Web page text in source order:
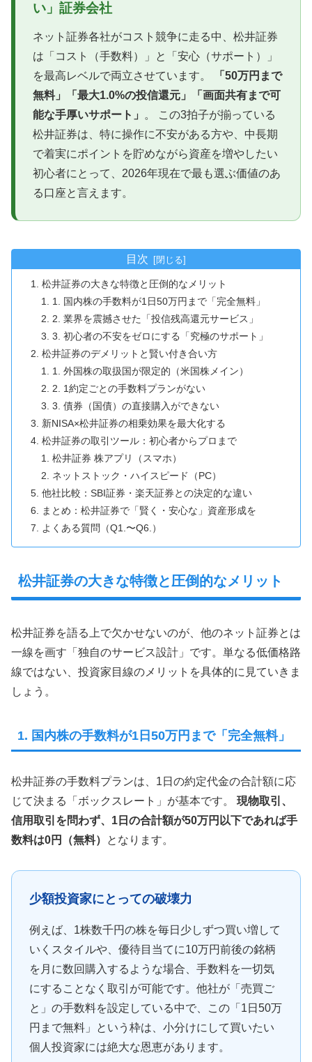
い」証券会社
ネット証券各社がコスト競争に走る中、松井証券
は「コスト（手数料）」と「安心（サポート）」
を最高レベルで両立させています。
「50万円まで
無料」「最大1.0%の投信還元」「画面共有まで可
能な手厚いサポート」 。 この3拍子が揃っている
松井証券は、特に操作に不安がある方や、中長期
で着実にポイントを貯めながら資産を増やしたい
初心者にとって、2026年現在で最も選ぶ価値のあ
る口座と言えます。
目次
松井証券の大きな特徴と圧倒的なメリット
1. 国内株の手数料が1日50万円まで「完全無料」
2. 業界を震撼させた「投信残高還元サービス」
3. 初心者の不安をゼロにする「究極のサポート」
松井証券のデメリットと賢い付き合い方
1. 外国株の取扱国が限定的（米国株メイン）
2. 1約定ごとの手数料プランがない
3. 債券（国債）の直接購入ができない
新NISA×松井証券の相乗効果を最大化する
松井証券の取引ツール：初心者からプロまで
松井証券 株アプリ（スマホ）
ネットストック・ハイスピード（PC）
他社比較：SBI証券・楽天証券との決定的な違い
まとめ：松井証券で「賢く・安心な」資産形成を
よくある質問（Q1.〜Q6.）
松井証券の大きな特徴と圧倒的なメリット
松井証券を語る上で欠かせないのが、他のネット証券とは
一線を画す「独自のサービス設計」です。単なる低価格路
線ではない、投資家目線のメリットを具体的に見ていきま
しょう。
1. 国内株の手数料が1日50万円まで「完全無料」
松井証券の手数料プランは、1日の約定代金の合計額に応
じて決まる「ボックスレート」が基本です。 現物取引、
信用取引を問わず、1日の合計額が50万円以下であれば手
数料は0円（無料）
となります。
少額投資家にとっての破壊力
例えば、1株数千円の株を毎日少しずつ買い増して
いくスタイルや、優待目当てに10万円前後の銘柄
を月に数回購入するような場合、手数料を一切気
にすることなく取引が可能です。他社が「売買ご
と」の手数料を設定している中で、この「1日50万
円まで無料」という枠は、小分けにして買いたい
個人投資家には絶大な恩恵があります。